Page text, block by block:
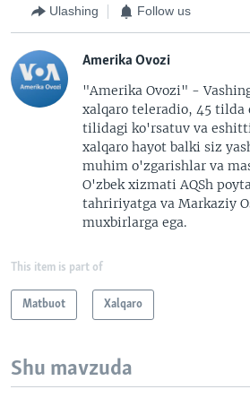
Ulashing Follow us
Amerika Ovozi
"Amerika Ovozi" -
xalqaro teleradio, 45 tilda
tilidagi ko'rsatuv va
xalqaro hayot balki siz
muhim o'zgarishlar va
O'zbek xizmati AQSh
tahririyatga va Markaziy
muxbirlarga ega.
This item is part of
Matbuot Xalqaro
Shu mavzuda